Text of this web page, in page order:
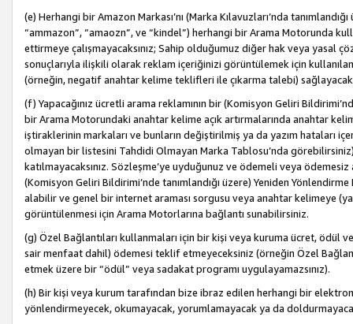
(e) Herhangi bir Amazon Markası’nı (Marka Kılavuzları’nda
“ammazon”, “amaozn”, ve “kindel”) herhangi bir Arama Motorunda
ettirmeye çalışmayacaksınız; Sahip olduğumuz diğer hak veya yasal
sonuçlarıyla ilişkili olarak reklam içeriğinizi görüntülemek için
(örneğin, negatif anahtar kelime teklifleri ile çıkarma talebi)
(f) Yapacağınız ücretli arama reklamının bir (Komisyon Geliri
bir Arama Motorundaki anahtar kelime açık artırmalarında anahtar
iştiraklerinin markaları ve bunların değiştirilmiş ya da yazım hataları
olmayan bir listesini Tahdidi Olmayan Marka Tablosu’nda
katılmayacaksınız. Sözleşme’ye uyduğunuz ve ödemeli veya
(Komisyon Geliri Bildirimi’nde tanımlandığı üzere) Yeniden
alabilir ve genel bir internet araması sorgusu veya anahtar kelimeye
görüntülenmesi için Arama Motorlarına bağlantı sunabilirsiniz.
(g) Özel Bağlantıları kullanmaları için bir kişi veya kuruma ücret, ödül
sair menfaat dahil) ödemesi teklif etmeyeceksiniz (örneğin Özel
etmek üzere bir “ödül” veya sadakat programı uygulayamazsınız).
(h) Bir kişi veya kurum tarafından bize ibraz edilen herhangi bir
yönlendirmeyecek, okumayacak, yorumlamayacak ya da